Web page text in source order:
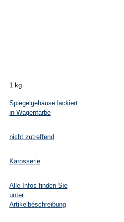
1 kg
Spiegelgehäuse lackiert
in Wagenfarbe
nicht zutreffend
Karosserie
Alle Infos finden Sie
unter
Artikelbeschreibung